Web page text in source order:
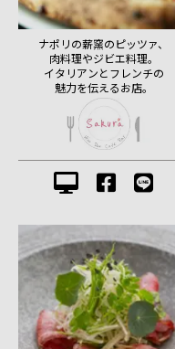
ナポリの薪窯のピッツァ、
肉料理やジビエ料理。
イタリアンとフレンチの
魅力を伝えるお店。